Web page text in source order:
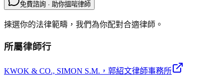
免費諮詢 · 助你搵啱律師
揀選你的法律範疇，我們為你配對合適律師。
所屬律師行
KWOK & CO., SIMON S.M. ，郭紹文律師事務所